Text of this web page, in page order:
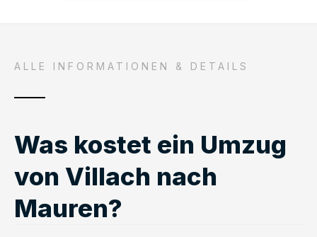
ALLE INFORMATIONEN & DETAILS
Was kostet ein Umzug
von Villach nach
Mauren?